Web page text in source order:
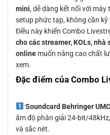
mini, dễ dàng kết nối với
setup phức tạp, không cần
Điều này khiến Combo
cho các streamer, KOLs, nhà
online muốn nâng cao chất
xem.
Đặc điểm của Combo
Soundcard Behringer
âm độ phân giải 24-bit/
và sắc nét.